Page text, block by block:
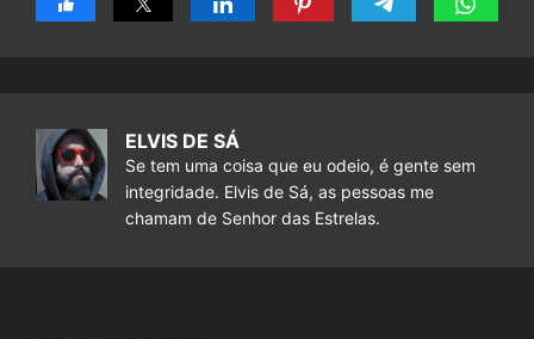
ELVIS DE SÁ
Se tem uma coisa que eu odeio, é gente sem
integridade. Elvis de Sá, as pessoas me
chamam de Senhor das Estrelas.